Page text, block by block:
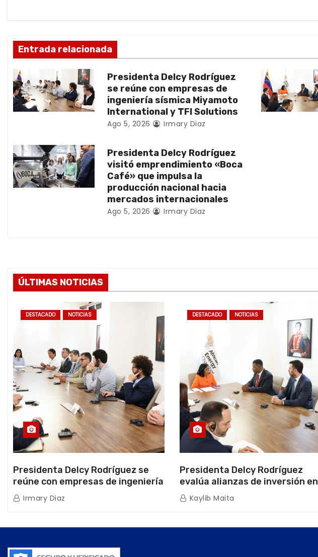
ó
n
d
e
n
t
s
Entrada relacionada
Presidenta Delcy Rodríguez
se reúne con empresas de
ingeniería sísmica Miyamoto
International y TFI Solutions
Ago 5, 2026 Irmary Diaz
Presidenta Delcy Rodríguez
visitó emprendimiento «Boca
Café» que impulsa la
producción nacional hacia
mercados internacionales
Ago 5, 2026 Irmary Diaz
ÚLTIMAS NOTICIAS
DESTACADO NOTICIAS
Presidenta Delcy Rodríguez se
reúne con empresas de ingeniería
sísmica Miyamoto International y
TFI Solutions
Irmary Diaz
DESTACADO NOTICIAS
Presidenta Delcy Rodríguez
evalúa alianzas de inversión en
hidrocarburos con Cámara
Africana de Energía
Kaylib Maita